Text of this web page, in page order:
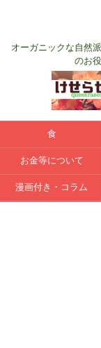
オーガニックな自然
のお
食
お金等について
漫画付き・コラム